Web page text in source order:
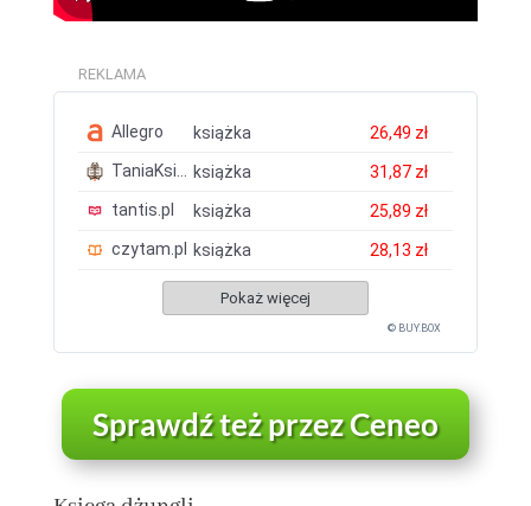
REKLAMA
Allegro książka
26,49 zł
TaniaKsiazka.pl
książka
31,87 zł
tantis.pl
książka
25,89 zł
czytam.pl
książka 28,13 zł
Pokaż więcej
© BUY.BOX
Sprawdź też przez Ceneo